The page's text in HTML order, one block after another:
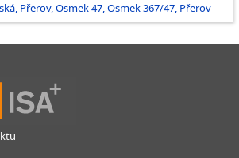
Přerov, Osmek 47, Osmek 367/47, Přerov